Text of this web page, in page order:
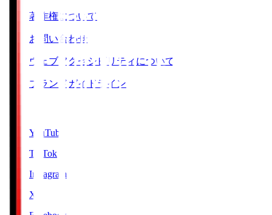
著作権について
お問い合わせ
ウェブアクセシビリティについて
ブランドガイドライン
YouTube
TikTok
Instagram
X